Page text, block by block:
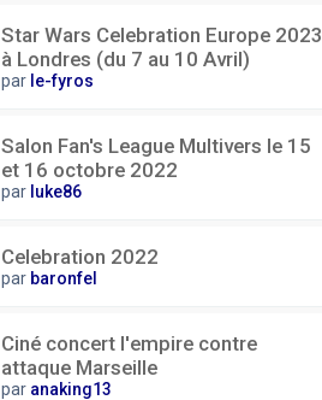
Star Wars Celebration Europe 2023
à Londres (du 7 au 10 Avril)
par le-fyros
Salon Fan's League Multivers le 15
et 16 octobre 2022
par luke86
Celebration 2022
par baronfel
Ciné concert l'empire contre
attaque Marseille
par anaking13